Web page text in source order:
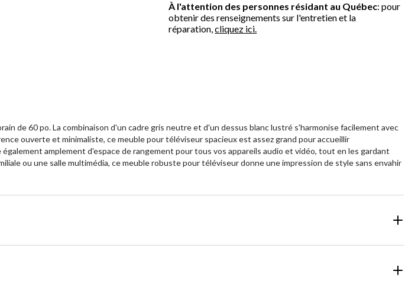
À l'attention des personnes résidant au Québec: pour
obtenir des renseignements sur l'entretien et la
réparation,cliquez ici.
de 60 po. La combinaison d'un cadre gris neutre et d'un dessus blanc lustré s'harmonise facilement avec
ouverte et minimaliste, ce meuble pour téléviseur spacieux est assez grand pour accueillir
amplement d'espace de rangement pour tous vos appareils audio et vidéo, tout en les gardant
ou une salle multimédia, ce meuble robuste pour téléviseur donne une impression de style sans envahir